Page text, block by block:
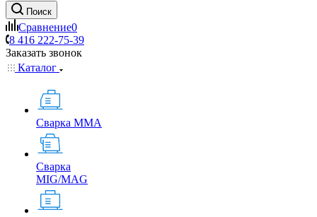
Поиск
Сравнение0
8 416 222-75-39
Заказать звонок
Каталог
Сварка MMA
Сварка
MIG/MAG